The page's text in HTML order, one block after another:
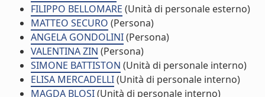
FILIPPO BELLOMARE (Unità di personale esterno)
MATTEO SECURO (Persona)
ANGELA GONDOLINI(Persona)
VALENTINA ZIN (Persona)
SIMONE BATTISTON (Unità di personale interno)
ELISA MERCADELLI(Unità di personale interno)
MAGDA BLOSI(Unità di personale interno)